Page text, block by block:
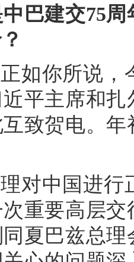
巴建交75
如你所说，
平主席和
致贺电。
对中国进行
重要高层
夏巴兹总